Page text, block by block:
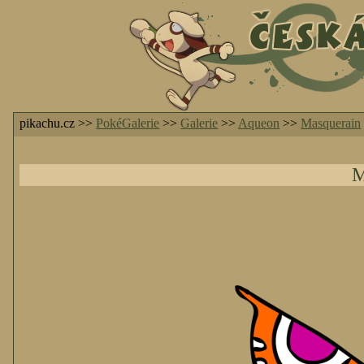
pikachu.cz >>PokéGalerie >>Galerie >> Aqueon >>Masquerain